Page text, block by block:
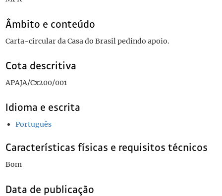
Âmbito e conteúdo
Carta-circular da Casa do Brasil pedindo apoio.
Cota descritiva
APAJA/Cx200/001
Idioma e escrita
Português
Características físicas e requisitos técnicos
Bom
Data de publicação